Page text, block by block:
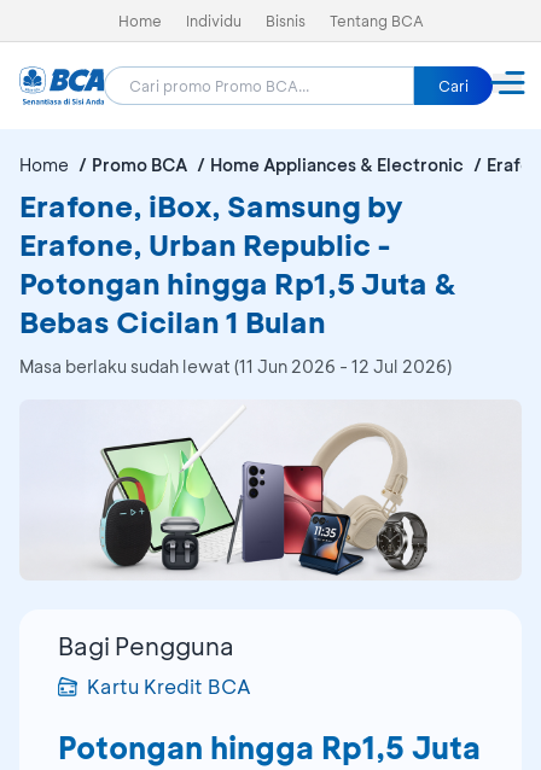
Home Individu Bisnis Tentang BCA
Cari
Home Promo BCA Home Appliances & Electronic
Erafone, iBox, Samsung by
Erafone, Urban Republic -
Potongan hingga Rp1,5 Juta &
Bebas Cicilan 1 Bulan
Masa berlaku sudah lewat (11 Jun 2026 - 12 Jul 2026)
Bagi Pengguna
Kartu Kredit BCA
Potongan hingga Rp1,5 Juta